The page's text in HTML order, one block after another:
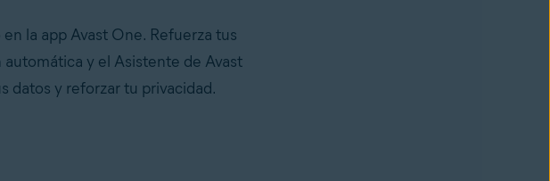
la app Avast One. Refuerza tus
y el Asistente de Avast
datos y reforzar tu privacidad.